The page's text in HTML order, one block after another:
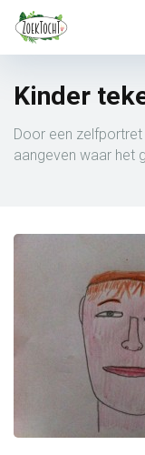
Kinder
Door een
aangeven waar het